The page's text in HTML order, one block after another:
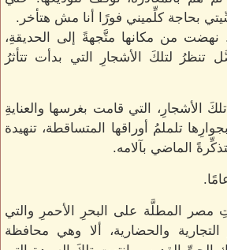
بحاجة كلِّميني فورًا أنا مش هتأخر.
من مكانها متَّجهةً إلى الحديقةِ،
تنظرُ لتلكَ الأشجارِ التي بدأت تتأثرُ
الأشجارِ، التي قامت بغرسها والعنايةِ
تلملمُ أوراقها المتساقطة، تنهيدة
الماضي بآلامه.
المطلَّة على البحرِ الأحمرِ والتي
والحضارية، ألا وهي محافظة